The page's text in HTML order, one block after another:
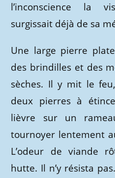
l’inconscience la
surgissait déjà de sa
Une large pierre
des brindilles et des
sèches. Il y mit le
deux pierres à
lièvre sur un
tournoyer lentement
L’odeur de viande
hutte. Il n’y résista